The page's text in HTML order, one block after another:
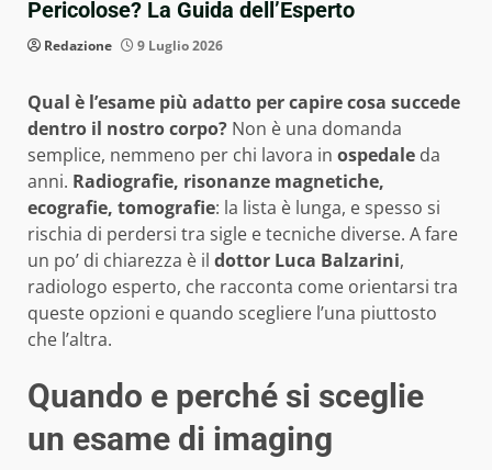
Pericolose? La Guida dell’Esperto
Redazione 9 Luglio 2026
Qual è l’esame più adatto per capire cosa succede
dentro il nostro corpo? Non è una domanda
semplice, nemmeno per chi lavora in ospedale da
anni. Radiografie, risonanze magnetiche,
ecografie, tomografie: la lista è lunga, e spesso si
rischia di perdersi tra sigle e tecniche diverse. A fare
un po’ di chiarezza è il dottor Luca Balzarini,
radiologo esperto, che racconta come orientarsi tra
queste opzioni e quando scegliere l’una piuttosto
che l’altra.
Quando e perché si sceglie
un esame di imaging